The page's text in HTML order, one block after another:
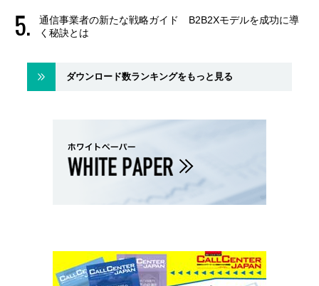
通信事業者の新たな戦略ガイド B2B2Xモデルを成功に導
く秘訣とは
ダウンロード数ランキングをもっと見る